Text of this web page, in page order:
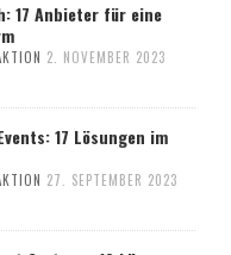
17 Anbieter für eine
2. NOVEMBER 2023
17 Lösungen im
27. SEPTEMBER 2023